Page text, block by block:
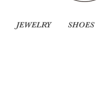
JEWELRY SHOES